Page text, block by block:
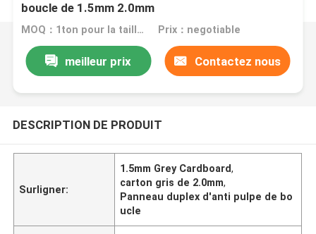
boucle de 1.5mm 2.0mm
MOQ：1ton pour la taille standard Prix：negotiable
meilleur prix Contactez nous
DESCRIPTION DE PRODUIT
Surligner:
1.5mm Grey Cardboard,
carton gris de 2.0mm,
Panneau duplex d'anti pulpe de bo
ucle